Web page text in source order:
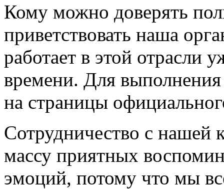
Кому можно доверять
приветствовать наша
работает в этой отрасли
времени. Для
на страницы
Сотрудничество с нашей
массу приятных
эмоций, потому что мы